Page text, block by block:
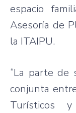
espacio
Asesoría de
la ITAIPU.
“La parte de
conjunta
Turísticos